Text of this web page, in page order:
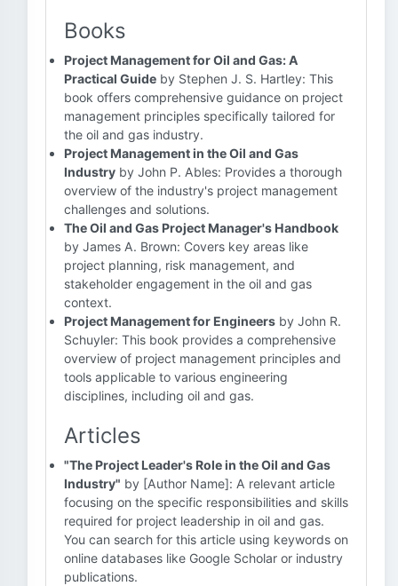
Books
Project Management for Oil and Gas: A
Practical Guide by Stephen J. S. Hartley: This
book offers comprehensive guidance on project
management principles specifically tailored for
the oil and gas industry.
Project Management in the Oil and Gas
Industry by John P. Ables: Provides a thorough
overview of the industry's project management
challenges and solutions.
The Oil and Gas Project Manager's Handbook
by James A. Brown: Covers key areas like
project planning, risk management, and
stakeholder engagement in the oil and gas
context.
Project Management for Engineers by John R.
Schuyler: This book provides a comprehensive
overview of project management principles and
tools applicable to various engineering
disciplines, including oil and gas.
Articles
"The Project Leader's Role in the Oil and Gas
Industry" by [Author Name]: A relevant article
focusing on the specific responsibilities and skills
required for project leadership in oil and gas.
You can search for this article using keywords on
online databases like Google Scholar or industry
publications.